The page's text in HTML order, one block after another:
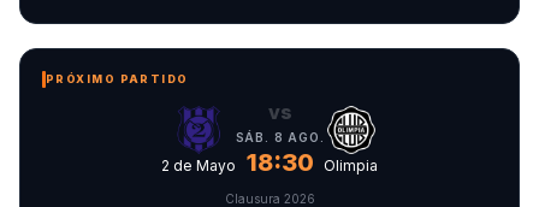
PRÓXIMO PARTIDO
2 de Mayo
vs
SÁB. 8 AGO.
18:30 Olimpia
Clausura 2026